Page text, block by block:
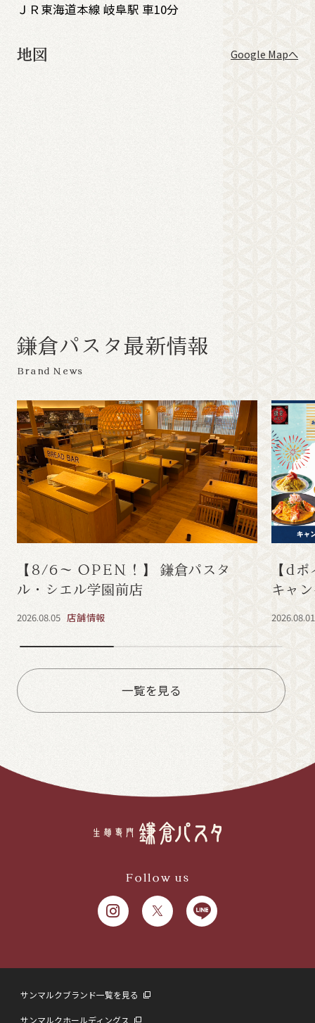
ＪＲ東海道本線 岐阜駅 車10分
地図 Google Mapへ
鎌倉パ ス タ最新情報
Brand News
【8/6～ OPEN！】 鎌倉パスタ
ル・シエル学園前店
2026.08.05 店舗情報
【d
キャ
2026.08.01
一覧を見る
Follow us
サンマルクブランド一覧を見る
サンマルクホールディングス